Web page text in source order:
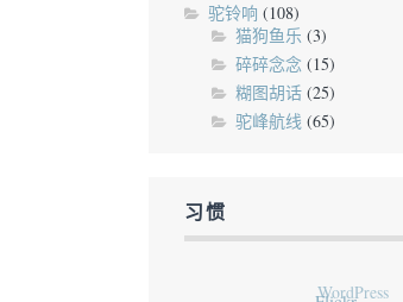
驼铃响 (108)
猫狗鱼乐 (3)
碎碎念念 (15)
糊图胡话(25)
驼峰航线 (65)
习惯
WordPress